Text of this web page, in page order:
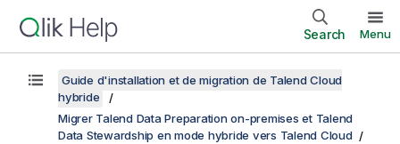
Search Menu
Guide d'installation et de migration de Talend Cloud
hybride
Migrer Talend Data Preparation on-premises et Talend
Data Stewardship en mode hybride vers Talend Cloud